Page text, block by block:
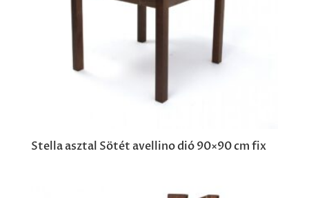
Stella asztal Sötét avellino dió 90×90 cm fix